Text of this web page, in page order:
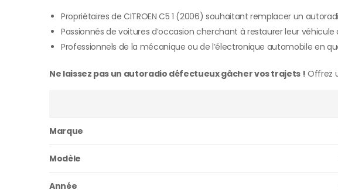
Propriétaires de CITROEN C5 1 (2006) souhaitant remplacer un
Passionnés de voitures d’occasion cherchant à restaurer leur
Professionnels de la mécanique ou de l’électronique automobile en
Ne laissez pas un autoradio défectueux gâcher vos trajets ! Offrez
Marque
Modèle
Année